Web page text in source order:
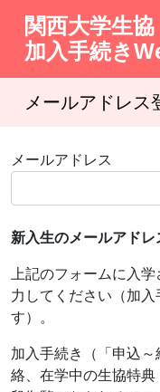
関西大学生協
加入手続き
メールアドレス
メールアドレス
新入生のメールアドレ
上記のフォームに入
力してください（加
す）。
加入手続き（「申込
絡、在学中の生協特